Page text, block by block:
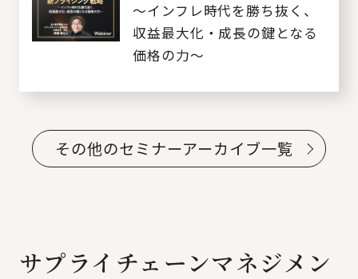
～インフレ時代を勝ち抜く、
収益最大化・成長の鍵となる
価格の力～
その他のセミナーアーカイブ一覧
サプライチェーンマネジメン